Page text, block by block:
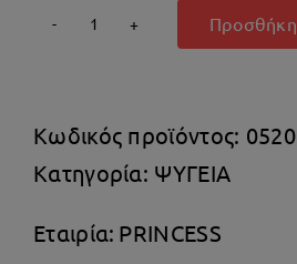
210lt
Υ143xΠ55xΒ55εκ.
Inox
Προσθήκη
Κωδικός προϊόντος:
Κατηγορία: ΨΥΓΕΙΑ
Εταιρία: PRINCESS